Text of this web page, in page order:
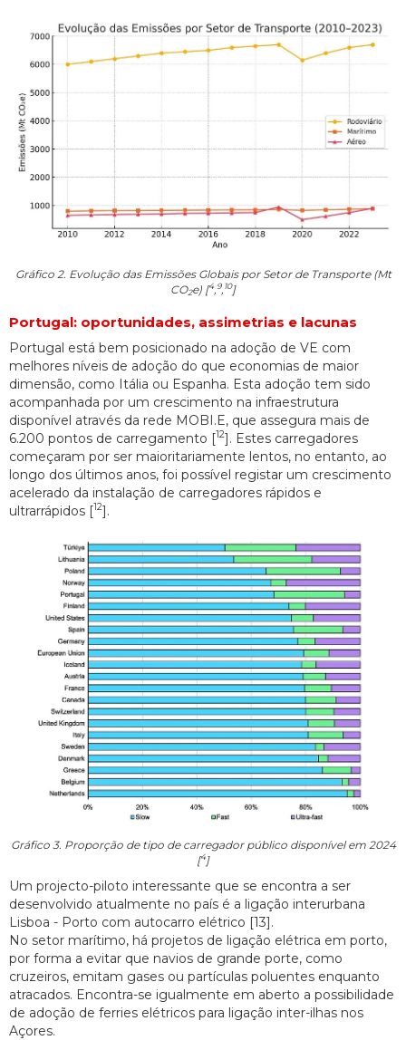
Gráfico 2. Evolução das Emissões Globais por Setor de Transporte (Mt
CO2e) [4,9,10]
Portugal: oportunidades, assimetrias e lacunas
Portugal está bem posicionado na adoção de VE com
melhores níveis de adoção do que economias de maior
dimensão, como Itália ou Espanha. Esta adoção tem sido
acompanhada por um crescimento na infraestrutura
disponível através da rede MOBI.E, que assegura mais de
6.200 pontos de carregamento [12]. Estes carregadores
começaram por ser maioritariamente lentos, no entanto, ao
longo dos últimos anos, foi possível registar um crescimento
acelerado da instalação de carregadores rápidos e
ultrarrápidos [12].
Gráfico 3. Proporção de tipo de carregador público disponível em 2024
[4]
Um projecto-piloto interessante que se encontra a ser
desenvolvido atualmente no país é a ligação interurbana
Lisboa - Porto com autocarro elétrico [13].
No setor marítimo, há projetos de ligação elétrica em porto,
por forma a evitar que navios de grande porte, como
cruzeiros, emitam gases ou partículas poluentes enquanto
atracados. Encontra-se igualmente em aberto a possibilidade
de adoção de ferries elétricos para ligação inter-ilhas nos
Açores.